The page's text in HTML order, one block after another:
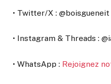
• Twitter/X : @boisgueneit
• Instagram & Threads :
• WhatsApp : Rejoignez